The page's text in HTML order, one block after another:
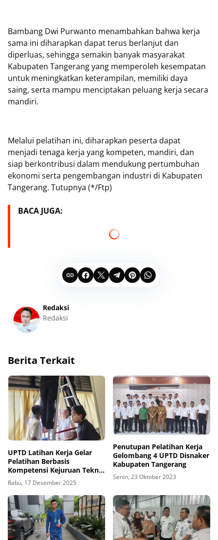
Bambang Dwi Purwanto menambahkan bahwa kerja
sama ini diharapkan dapat terus berlanjut dan
diperluas, sehingga semakin banyak masyarakat
Kabupaten Tangerang yang memperoleh kesempatan
untuk meningkatkan keterampilan, memiliki daya
saing, serta mampu menciptakan peluang kerja secara
mandiri.
Melalui pelatihan ini, diharapkan peserta dapat
menjadi tenaga kerja yang kompeten, mandiri, dan
siap berkontribusi dalam mendukung pertumbuhan
ekonomi serta pengembangan industri di Kabupaten
Tangerang. Tutupnya (*/Ftp)
BACA JUGA:
Redaksi
Redaksi
Berita Terkait
UPTD Latihan Kerja Gelar
Pelatihan Berbasis
Kompetensi Kejuruan Teknik
AC
Rabu, 17 Desember 2025
Penutupan Pelatihan Kerja
Gelombang 4 UPTD Disnaker
Kabupaten Tangerang
Senin, 23 Oktober 2023